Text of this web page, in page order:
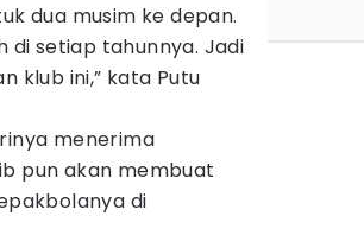
dua musim ke depan.
di setiap tahunnya. Jadi
klub ini,” kata Putu
menerima
pun akan membuat
di